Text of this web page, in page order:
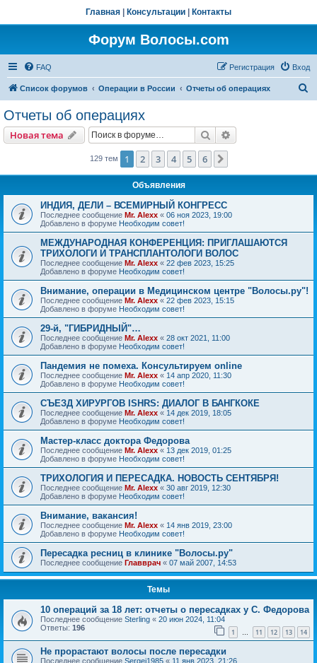
Главная Консультации Контакты
Форум Волосы.com
FAQ Вход
Регистрация
Список форумов Операции в России Отчеты об операциях
Отчеты об операциях
Новая тема Поиск
129 тем 1 2 3 4 5 6
Объявления
ИНДИЯ, ДЕЛИ – ВСЕМИРНЫЙ КОНГРЕСС
Последнее сообщение Mr. Alexx « 06 ноя 2023, 19:00
Добавлено в форуме Необходим совет!
МЕЖДУНАРОДНАЯ КОНФЕРЕНЦИЯ: ПРИГЛАШАЮТСЯ
ТРИХОЛОГИ И ТРАНСПЛАНТОЛОГИ ВОЛОС
Последнее сообщение Mr. Alexx « 22 фев 2023, 15:25
Добавлено в форуме Необходим совет!
Внимание, операции в Медицинском центре "Волосы.ру"!
Последнее сообщение Mr. Alexx « 22 фев 2023, 15:15
Добавлено в форуме Необходим совет!
29-й, "ГИБРИДНЫЙ"…
Последнее сообщение Mr. Alexx « 28 окт 2021, 11:00
Добавлено в форуме Необходим совет!
Пандемия не помеха. Консультируем online
Последнее сообщение Mr. Alexx « 14 апр 2020, 11:30
Добавлено в форуме Необходим совет!
СЪЕЗД ХИРУРГОВ ISHRS: ДИАЛОГ В БАНГКОКЕ
Последнее сообщение Mr. Alexx « 14 дек 2019, 18:05
Добавлено в форуме Необходим совет!
Мастер-класс доктора Федорова
Последнее сообщение Mr. Alexx « 13 дек 2019, 01:25
Добавлено в форуме Необходим совет!
ТРИХОЛОГИЯ И ПЕРЕСАДКА. НОВОСТЬ СЕНТЯБРЯ!
Последнее сообщение Mr. Alexx « 30 авг 2019, 12:30
Добавлено в форуме Необходим совет!
Внимание, вакансия!
Последнее сообщение Mr. Alexx « 14 янв 2019, 23:00
Добавлено в форуме Необходим совет!
Пересадка ресниц в клинике "Волосы.ру"
Последнее сообщение Главврач « 07 май 2007, 14:53
Темы
10 операций за 18 лет: отчеты о пересадках у С. Федорова
Последнее сообщение Sterling « 20 июн 2024, 11:04
Ответы: 196 1 … 11 12 13 14
Не прорастают волосы после пересадки
Последнее сообщение Sergei1985 « 11 янв 2023, 21:26